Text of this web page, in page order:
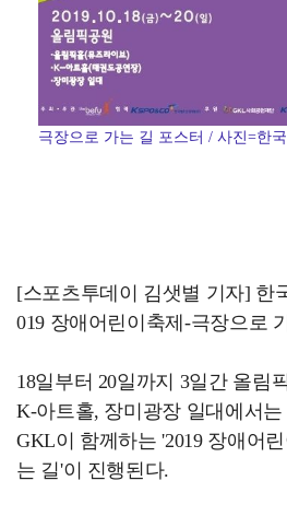
극장으로 가는 길 포스터 / 사진=한
[스포츠투데이 김샛별 기자] 한
019 장애어린이축제-극장으로
18일부터 20일까지 3일간 올림
K-아트홀, 장미광장 일대에서
GKL이 함께하는 '2019 장애어
는 길'이 진행된다.